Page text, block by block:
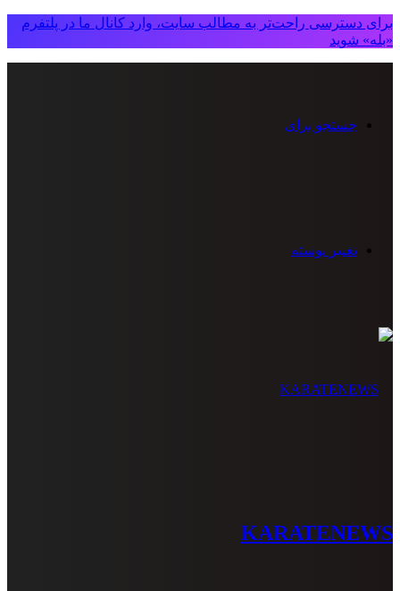
برای دسترسی راحت‌تر به مطالب سایت، وارد کانال ما در پلتفرم
«بله» شوید
جستجو برای
تغییر پوسته
KARATENEWS